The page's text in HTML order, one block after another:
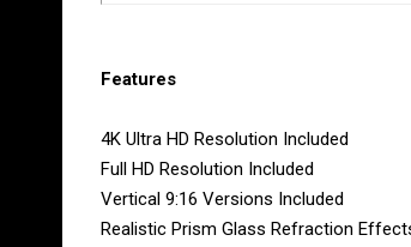
Features
4K Ultra HD Resolution Included
Full HD Resolution Included
Vertical 9:16 Versions Included
Realistic Prism Glass Refraction